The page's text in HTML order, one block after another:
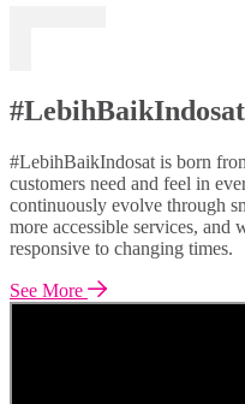
#LebihBaikIndosat
#LebihBaikIndosat is born
customers need and feel in
continuously evolve through
more accessible services,
responsive to changing times.
See More